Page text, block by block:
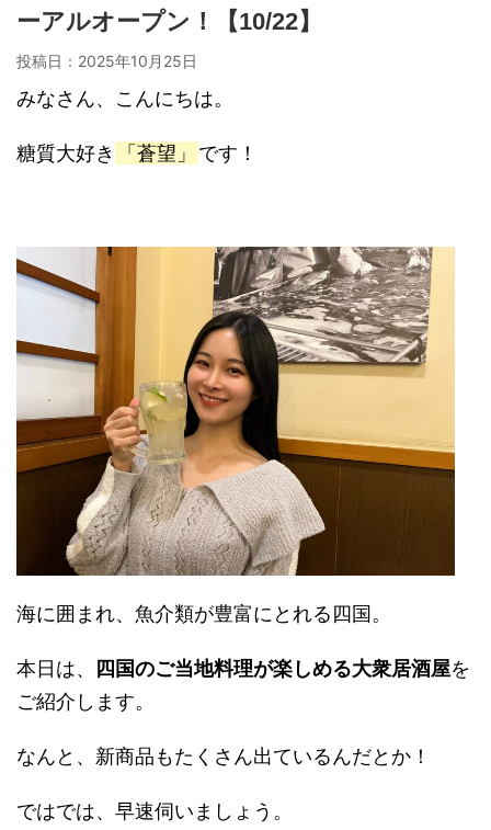
ーアルオープン！【10/22】
投稿日： 2025年10月25日
みなさん、こんにちは。
糖質大好き 「蒼望」 です！
海に囲まれ、魚介類が豊富にとれる四国。
本日は、 四国のご当地料理が楽しめる大衆居酒屋を
ご紹介します。
なんと、新商品もたくさん出ているんだとか！
ではでは、早速伺いましょう。